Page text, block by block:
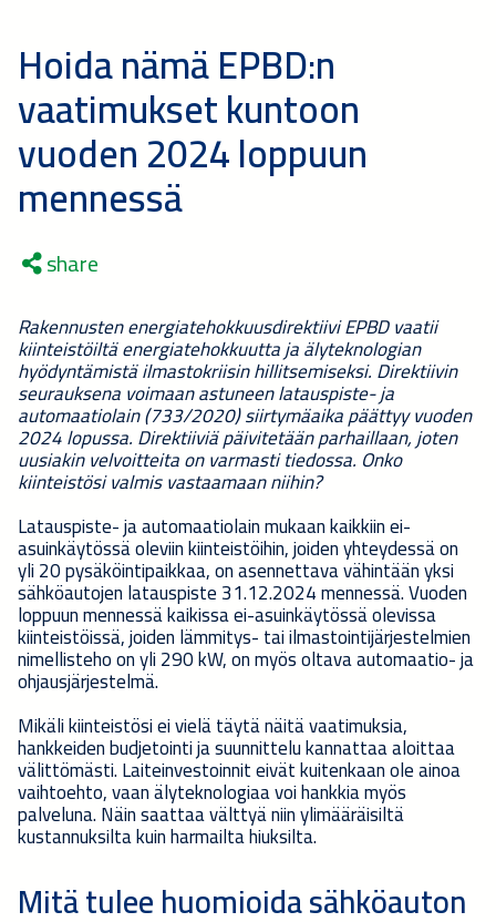
Hoida nämä EPBD:n
vaatimukset kuntoon
vuoden 2024 loppuun
mennessä
share
Rakennusten energiatehokkuusdirektiivi EPBD vaatii
kiinteistöiltä energiatehokkuutta ja älyteknologian
hyödyntämistä ilmastokriisin hillitsemiseksi. Direktiivin
seurauksena voimaan astuneen latauspiste- ja
automaatiolain (733/2020) siirtymäaika päättyy vuoden
2024 lopussa. Direktiiviä päivitetään parhaillaan, joten
uusiakin velvoitteita on varmasti tiedossa. Onko
kiinteistösi valmis vastaamaan niihin?
Latauspiste- ja automaatiolain mukaan kaikkiin ei-
asuinkäytössä oleviin kiinteistöihin, joiden yhteydessä on
yli 20 pysäköintipaikkaa, on asennettava vähintään yksi
sähköautojen latauspiste 31.12.2024 mennessä. Vuoden
loppuun mennessä kaikissa ei-asuinkäytössä olevissa
kiinteistöissä, joiden lämmitys- tai ilmastointijärjestelmien
nimellisteho on yli 290 kW, on myös oltava automaatio- ja
ohjausjärjestelmä.
Mikäli kiinteistösi ei vielä täytä näitä vaatimuksia,
hankkeiden budjetointi ja suunnittelu kannattaa aloittaa
välittömästi. Laiteinvestoinnit eivät kuitenkaan ole ainoa
vaihtoehto, vaan älyteknologiaa voi hankkia myös
palveluna. Näin saattaa välttyä niin ylimääräisiltä
kustannuksilta kuin harmailta hiuksilta.
Mitä tulee huomioida sähköauton